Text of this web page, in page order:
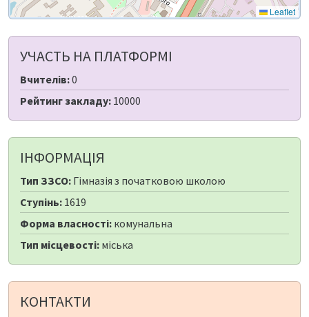
Leaflet
УЧАСТЬ НА ПЛАТФОРМІ
Вчителів:0
Рейтинг закладу: 10000
ІНФОРМАЦІЯ
Тип ЗЗСО: Гімназія з початковою школою
Ступінь: 1619
Форма власності: комунальна
Тип місцевості: міська
КОНТАКТИ